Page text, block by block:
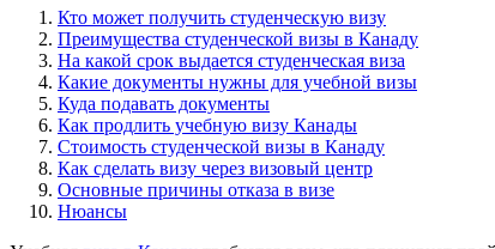
Кто может получить студенческую визу
Преимущества студенческой визы в Канаду
На какой срок выдается студенческая виза
Какие документы нужны для учебной визы
Куда подавать документы
Как продлить учебную визу Канады
Стоимость студенческой визы в Канаду
Как сделать визу через визовый центр
Основные причины отказа в визе
Нюансы